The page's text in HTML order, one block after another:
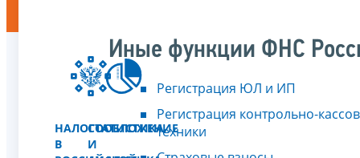
НАЛОГООБЛОЖЕНИЕ
В
СТАТИСТИКА
И
Иные функции ФНС
Регистрация ЮЛ и ИП
Регистрация контрольно-
техники